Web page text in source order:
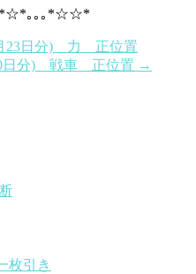
*☆*｡｡｡*☆☆*
23日分) 力 正位置
日分) 戦車 正位置 →
枚引き